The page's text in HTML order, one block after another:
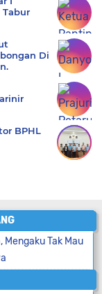
Tabur
Di
BPHL
Tak Mau